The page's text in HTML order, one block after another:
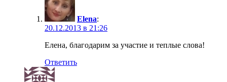
Elena:
20.12.2013 в 21:26
Елена, благодарим за участие и теплые слова!
Ответить